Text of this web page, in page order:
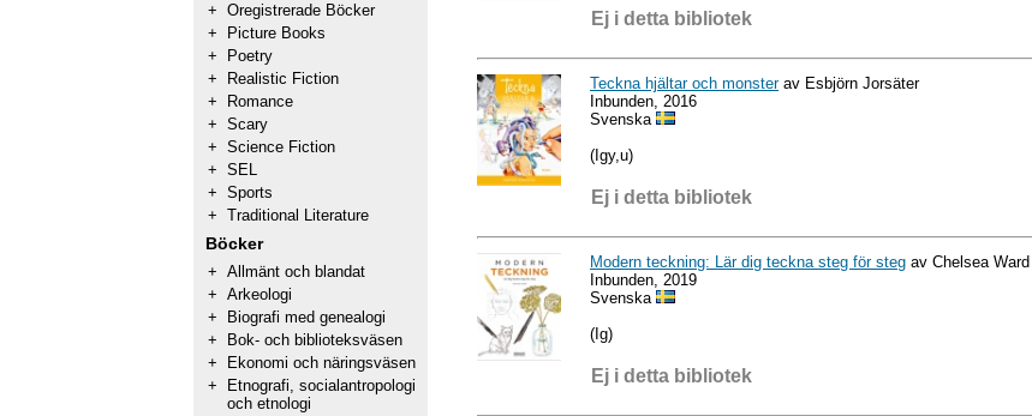
+ Oregistrerade Böcker
+
Picture Books
+
Poetry
+
Realistic Fiction
+
Romance
+ Scary
+ Science Fiction
+ SEL
+ Sports
+ Traditional Literature
Böcker
+ Allmänt och blandat
+ Arkeologi
+
Biografi med genealogi
+
Bok- och biblioteksväsen
+
Ekonomi och näringsväsen
+
Etnografi, socialantropologi
och etnologi
Ej i detta bibliotek
Teckna hjältar och monsterav Esbjörn Jorsäter
Inbunden, 2016
Svenska
(Igy,u)
Ej i detta bibliotek
Modern teckning: Lär dig teckna steg för steg av Chelsea Ward
Inbunden, 2019
Svenska
(Ig)
Ej i detta bibliotek